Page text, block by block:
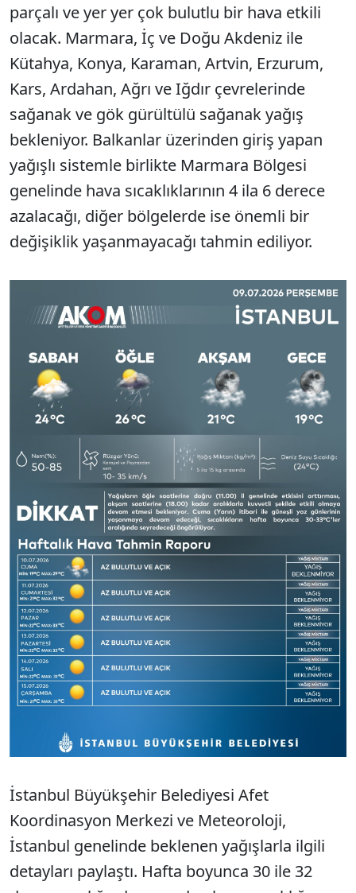
parçalı ve yer yer çok bulutlu bir hava etkili
olacak. Marmara, İç ve Doğu Akdeniz ile
Kütahya, Konya, Karaman, Artvin, Erzurum,
Kars, Ardahan, Ağrı ve Iğdır çevrelerinde
sağanak ve gök gürültülü sağanak yağış
bekleniyor. Balkanlar üzerinden giriş yapan
yağışlı sistemle birlikte Marmara Bölgesi
genelinde hava sıcaklıklarının 4 ila 6 derece
azalacağı, diğer bölgelerde ise önemli bir
değişiklik yaşanmayacağı tahmin ediliyor.
İstanbul Büyükşehir Belediyesi Afet
Koordinasyon Merkezi ve Meteoroloji,
İstanbul genelinde beklenen yağışlarla ilgili
detayları paylaştı. Hafta boyunca 30 ile 32